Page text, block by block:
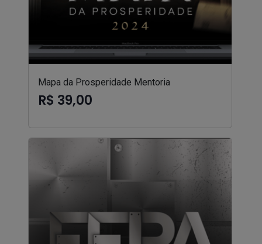
Mapa da Prosperidade Mentoria
R$ 39,00